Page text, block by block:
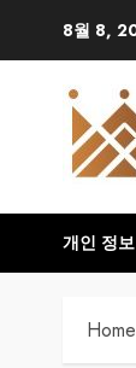
8월 8,
개인 정
Home